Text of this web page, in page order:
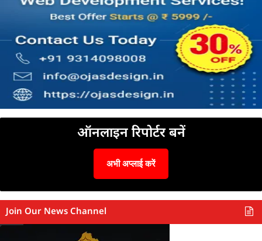
ऑनलाइन रिपोर्टर बनें
अभी अप्लाई करें
Join Our News Channel